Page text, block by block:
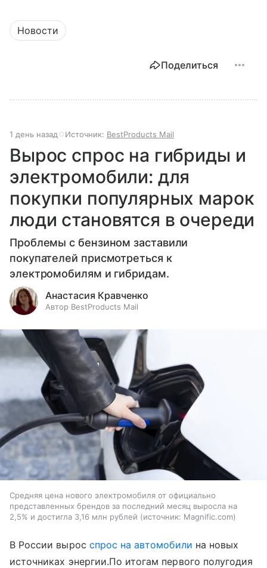
Новости
Поделиться
1 день назад Источник: BestProducts Mail
Вырос спрос на гибриды и
электромобили: для
покупки популярных марок
люди становятся в очереди
Проблемы с бензином заставили
покупателей присмотреться к
электромобилям и гибридам.
Анастасия Кравченко
Автор BestProducts Mail
Средняя цена нового электромобиля от официально
представленных брендов за последний месяц выросла на
2,5% и достигла 3,16 млн рублей
источник: Magnific.com
В России вырос спрос на автомобили на новых
источниках энергии.По итогам первого полугодия